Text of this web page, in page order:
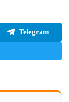
Telegram